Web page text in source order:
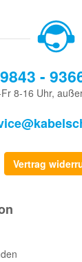
-
8-16 Uhr,
Vertrag